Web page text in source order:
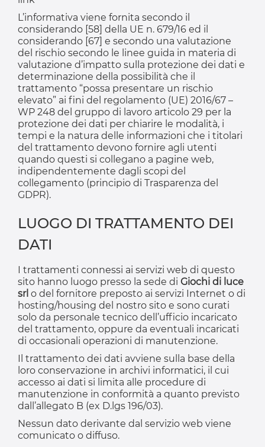
L’informativa viene fornita secondo il
considerando [58] della UE n. 679/16 ed il
considerando [67] e secondo una valutazione
del rischio secondo le linee guida in materia di
valutazione d’impatto sulla protezione dei dati e
determinazione della possibilità che il
trattamento “possa presentare un rischio
elevato” ai fini del regolamento (UE) 2016/67 –
WP 248 del gruppo di lavoro articolo 29 per la
protezione dei dati per chiarire le modalità, i
tempi e la natura delle informazioni che i titolari
del trattamento devono fornire agli utenti
quando questi si collegano a pagine web,
indipendentemente dagli scopi del
collegamento (principio di Trasparenza del
GDPR).
LUOGO DI TRATTAMENTO DEI
DATI
I trattamenti connessi ai servizi web di questo
sito hanno luogo presso la sede di Giochi di luce
srl o del fornitore preposto ai servizi Internet o di
hosting/housing del nostro sito e sono curati
solo da personale tecnico dell’ufficio incaricato
del trattamento, oppure da eventuali incaricati
di occasionali operazioni di manutenzione.
Il trattamento dei dati avviene sulla base della
loro conservazione in archivi informatici, il cui
accesso ai dati si limita alle procedure di
manutenzione in conformità a quanto previsto
dall’allegato B (ex D.lgs 196/03).
Nessun dato derivante dal servizio web viene
comunicato o diffuso.